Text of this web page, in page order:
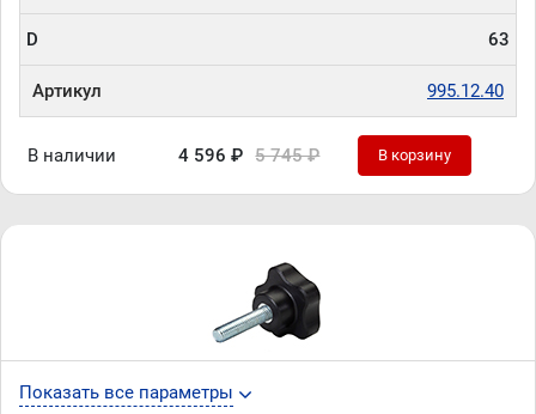
D 63
Артикул 995.12.40
В наличии 4 596 ₽ 5 745 ₽ В корзину
Показать все параметры